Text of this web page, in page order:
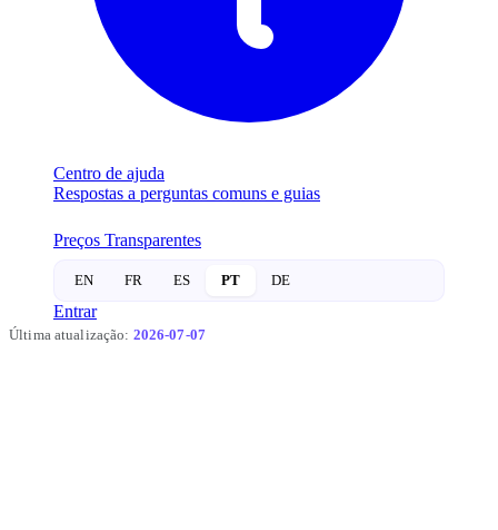
Centro de ajuda
Respostas a perguntas comuns e guias
Preços Transparentes
EN FR ES PT DE
Entrar
Última atualização: 2026-07-07